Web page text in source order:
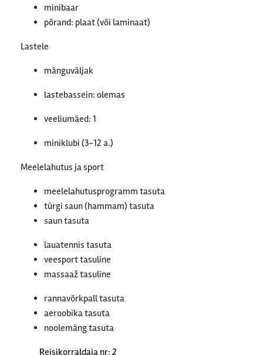
minibaar
põrand: plaat (või laminaat)
Lastele
mänguväljak
lastebassein: olemas
veeliumäed: 1
miniklubi (3-12 a.)
Meelelahutus ja sport
meelelahutusprogramm tasuta
türgi saun (hammam) tasuta
saun tasuta
lauatennis tasuta
veesport tasuline
massaaž tasuline
rannavõrkpall tasuta
aeroobika tasuta
noolemäng tasuta
Reisikorraldaja nr: 2